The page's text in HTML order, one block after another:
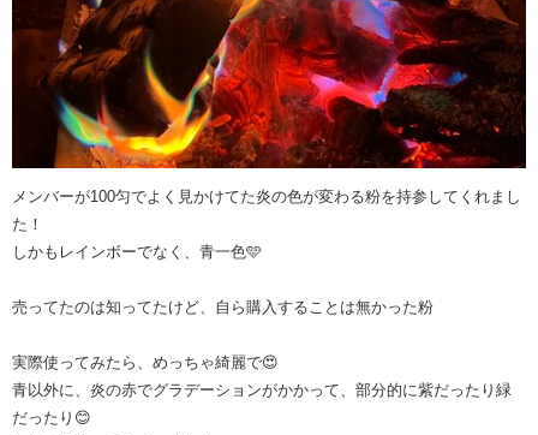
メンバーが100匀でよく見かけてた炎の色が変わる粉を持参してくれまし
た！
しかもレインボーでなく、青一色🩵
売ってたのは知ってたけど、自ら購入することは無かった粉
実際使ってみたら、めっちゃ綺麗で😍
青以外に、炎の赤でグラデーションがかかって、部分的に紫だったり緑
だったり😊